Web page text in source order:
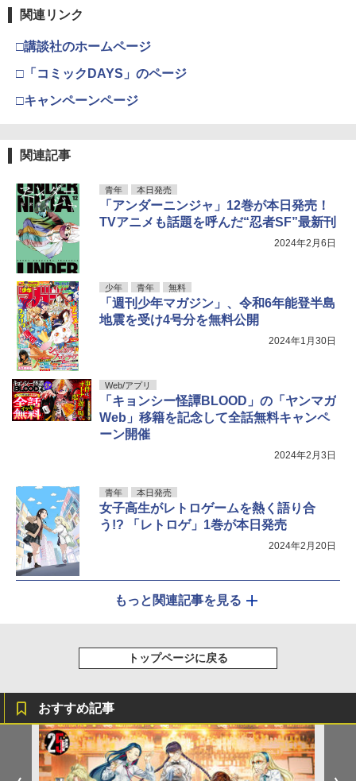
4
4
5 五時
4
￥3,822
関連リンク
□講談社のホームページ
□「コミックDAYS」のページ
□キャンペーンページ
関連記事
青年 本日発売
「アンダーニンジャ」12巻が本日発売！
TVアニメも話題を呼んだ“忍者SF”最新刊
2024年2月6日
少年 青年 無料
「週刊少年マガジン」、令和6年能登半島
地震を受け4号分を無料公開
2024年1月30日
Web/アプリ
「キョンシー怪譚BLOOD」の「ヤンマガ
Web」移籍を記念して全話無料キャンペ
ーン開催
2024年2月3日
青年 本日発売
女子高生がレトロゲームを熱く語り合
う!? 「レトロゲ」1巻が本日発売
2024年2月20日
もっと関連記事を見る
トップページに戻る
おすすめ記事